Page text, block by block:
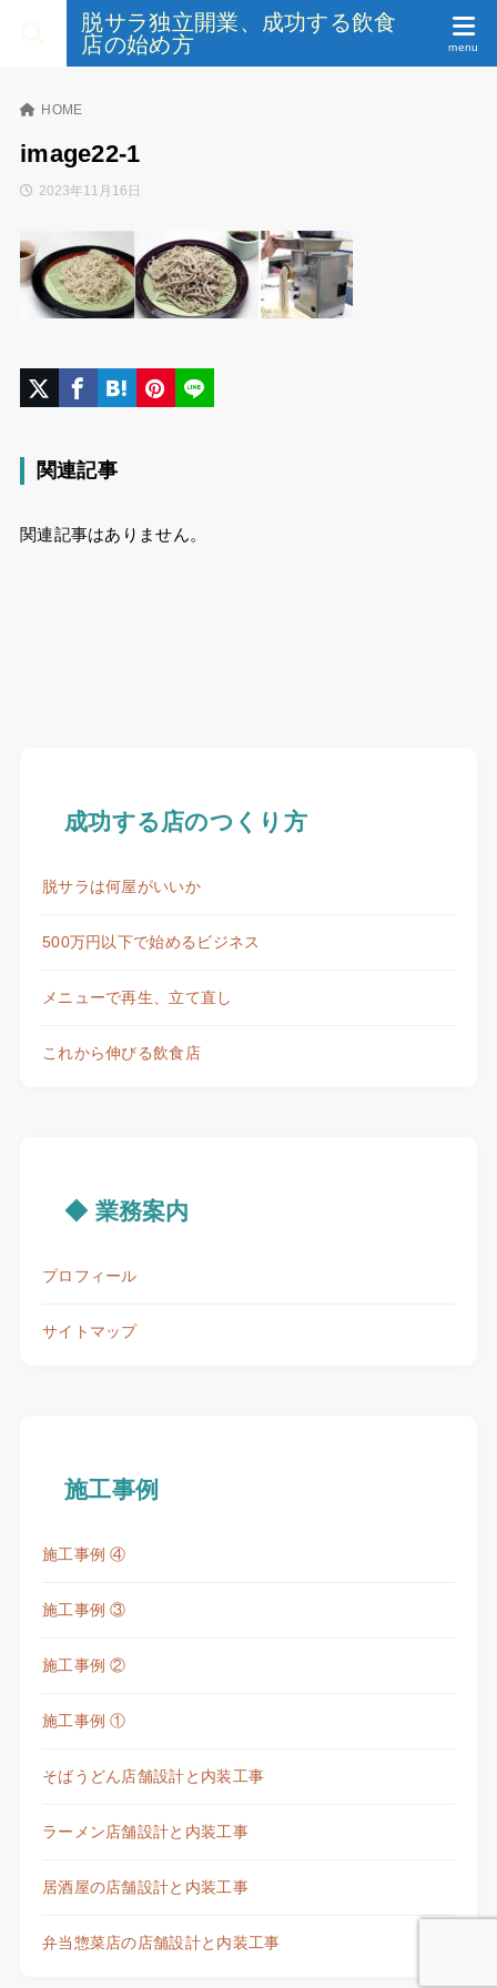
脱サラ独立開業、成功する飲食
店の始め方
HOME
image22-1
2023年11月16日
関連記事
関連記事はありません。
成功する店のつくり方
脱サラは何屋がいいか
500万円以下で始めるビジネス
メニューで再生、立て直し
これから伸びる飲食店
◆ 業務案内
プロフィール
サイトマップ
施工事例
施工事例 ④
施工事例 ③
施工事例 ②
施工事例 ①
そばうどん店舗設計と内装工事
ラーメン店舗設計と内装工事
居酒屋の店舗設計と内装工事
弁当惣菜店の店舗設計と内装工事